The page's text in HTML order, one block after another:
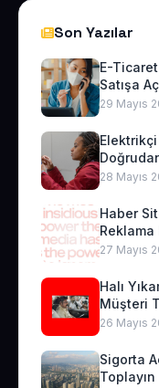
Son Yazılar
E-
Satışa
29 Mayıs
Elektrikçi
28 Mayıs
Haber
Reklama
27 Mayıs
Halı
Müşteri
26 Mayıs
Sigorta
Toplayın